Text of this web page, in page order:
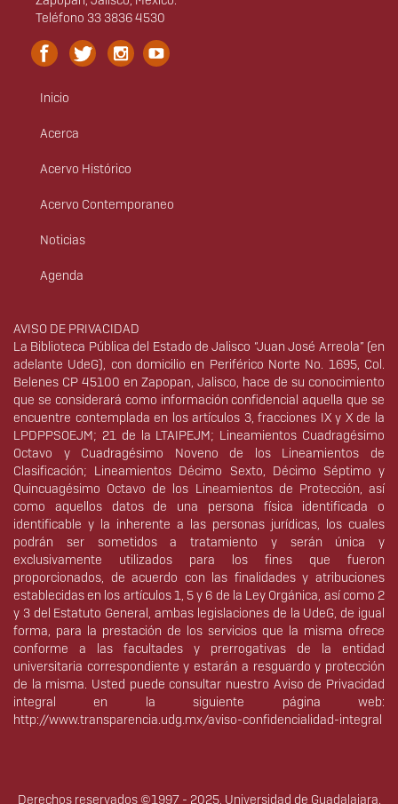
Teléfono 33 3836 4530
Menú
principal
Inicio
Acerca
Acervo Histórico
Acervo Contemporaneo
Noticias
Agenda
Derechos
AVISO DE PRIVACIDAD
La Biblioteca Pública del Estado de Jalisco “Juan José Arreola” (en
adelante UdeG), con domicilio en Periférico Norte No. 1695, Col.
Belenes CP 45100 en Zapopan, Jalisco, hace de su conocimiento
que se considerará como información confidencial aquella que se
encuentre contemplada en los artículos 3, fracciones IX y X de la
LPDPPSOEJM; 21 de la LTAIPEJM; Lineamientos Cuadragésimo
Octavo y Cuadragésimo Noveno de los Lineamientos de
Clasificación; Lineamientos Décimo Sexto, Décimo Séptimo y
Quincuagésimo Octavo de los Lineamientos de Protección, así
como aquellos datos de una persona física identificada o
identificable y la inherente a las personas jurídicas, los cuales
podrán ser sometidos a tratamiento y serán única y
exclusivamente utilizados para los fines que fueron
proporcionados, de acuerdo con las finalidades y atribuciones
establecidas en los artículos 1, 5 y 6 de la Ley Orgánica, así como 2
y 3 del Estatuto General, ambas legislaciones de la UdeG, de igual
forma, para la prestación de los servicios que la misma ofrece
conforme a las facultades y prerrogativas de la entidad
universitaria correspondiente y estarán a resguardo y protección
de la misma. Usted puede consultar nuestro Aviso de Privacidad
integral en la siguiente página web:
http://www.transparencia.udg.mx/aviso-confidencialidad-integral
Derechos reservados ©1997 - 2025. Universidad de Guadalajara.